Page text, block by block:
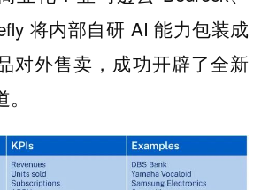
将内部自研 AI 能力包装成
对外售卖，成功开辟了全新